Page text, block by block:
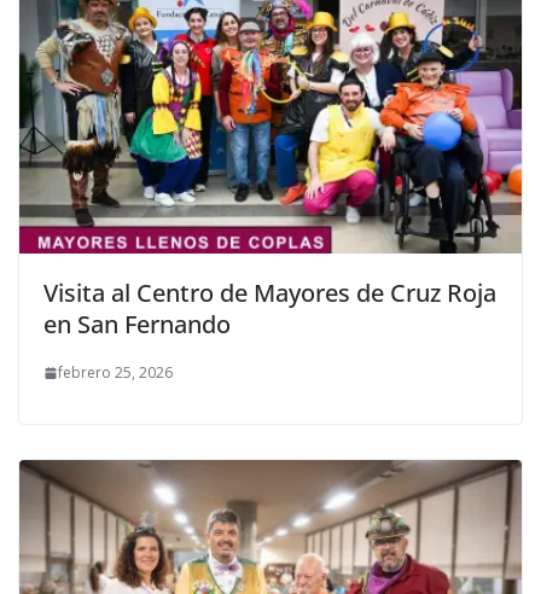
Visita al Centro de Mayores de Cruz Roja
en San Fernando
febrero 25, 2026